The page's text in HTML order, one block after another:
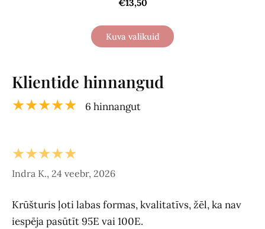
€13,50
Kuva valikuid
Klientide hinnangud
★★★★★ 6 hinnangut
★★★★★
Indra K., 24 veebr, 2026
Krūšturis ļoti labas formas, kvalitatīvs, žēl, ka nav
iespēja pasūtīt 95E vai 100E.